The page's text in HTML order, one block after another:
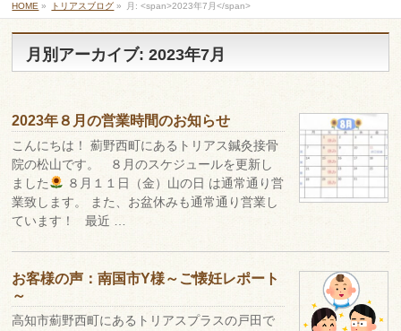
HOME » トリアスブログ » 月: <span>2023年7月</span>
月別アーカイブ: 2023年7月
2023年８月の営業時間のお知らせ
こんにちは！ 薊野西町にあるトリアス鍼灸接骨
院の松山です。 ８月のスケジュールを更新し
ました
８月１１日（金）山の日 は通常通り営
業致します。 また、お盆休みも通常通り営業し
ています！ 最近 …
お客様の声：南国市Y様～ご懐妊レポート
～
高知市薊野西町にあるトリアスプラスの戸田で